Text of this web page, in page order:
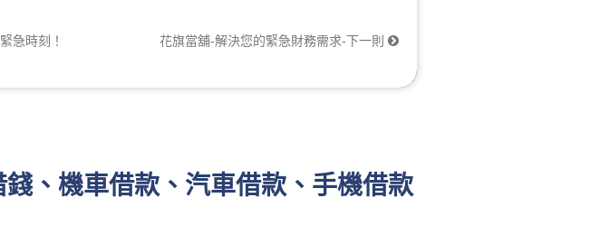
急時刻！ 花旗當舖-解決您的緊急財務需求-下一則
、機車借款、汽車借款、手機借款